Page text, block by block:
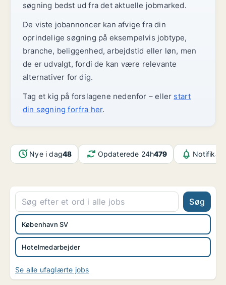
søgning bedst ud fra det aktuelle jobmarked.
De viste jobannoncer kan afvige fra din
oprindelige søgning på eksempelvis jobtype,
branche, beliggenhed, arbejdstid eller løn, men
de er udvalgt, fordi de kan være relevante
alternativer for dig.
Tag et kig på forslagene nedenfor – eller start
din søgning forfra her.
Nye i dag48 Opdaterede 24h479
Søg
Hotelmedarbejder
København SV
Se alle ufaglærte jobs